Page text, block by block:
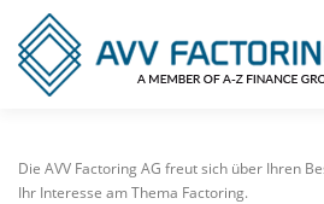
Inhalt
springen
Die AVV Factoring AG freut sich über Ihren
Ihr Interesse am Thema Factoring.